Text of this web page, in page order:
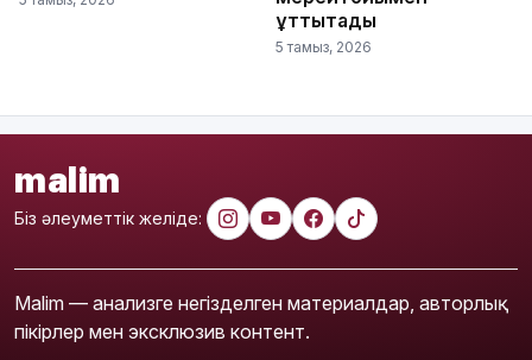
құттықтады
5 тамыз, 2026
malim
Біз әлеуметтік желіде:
Malim — анализге негізделген материалдар, авторлық
пікірлер мен эксклюзив контент.